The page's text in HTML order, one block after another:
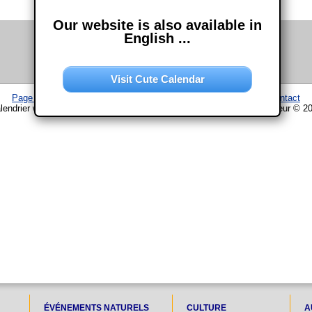
Page d'accueil
Contact
www.chouette-calendrier.com • 26. Octobre 2030 – droit d'auteur ©
ÉVÉNEMENTS NATURELS CULTURE
Our website is also available in
English ...
Visit Cute Calendar